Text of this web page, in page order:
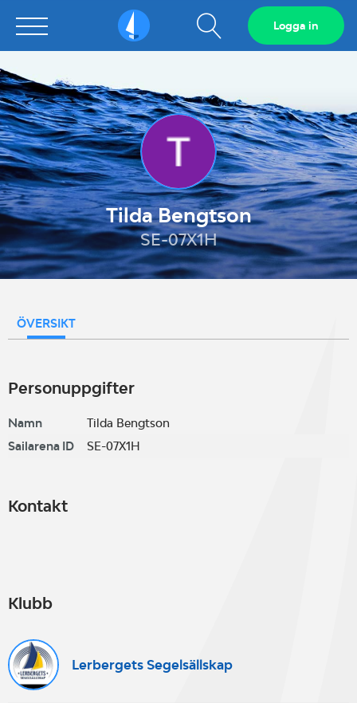
Sailarena Visa
sökfält
Logga in
Tilda Bengtson
SE-07X1H
ÖVERSIKT
Personuppgifter
Namn
Tilda Bengtson
Sailarena ID
SE-07X1H
Kontakt
Klubb
Lerbergets Segelsällskap